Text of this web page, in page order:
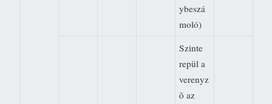
ybeszá
moló)
Szinte
repül a
verenyz
õ az